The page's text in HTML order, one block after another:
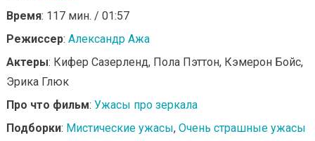
Время: 117 мин. / 01:57
Режиссер: Александр Ажа
Актеры: Кифер Сазерленд, Пола Пэттон, Кэмерон Бойс,
Эрика Глюк
Про что фильм: Ужасы про зеркала
Подборки: Мистические ужасы, Очень страшные ужасы